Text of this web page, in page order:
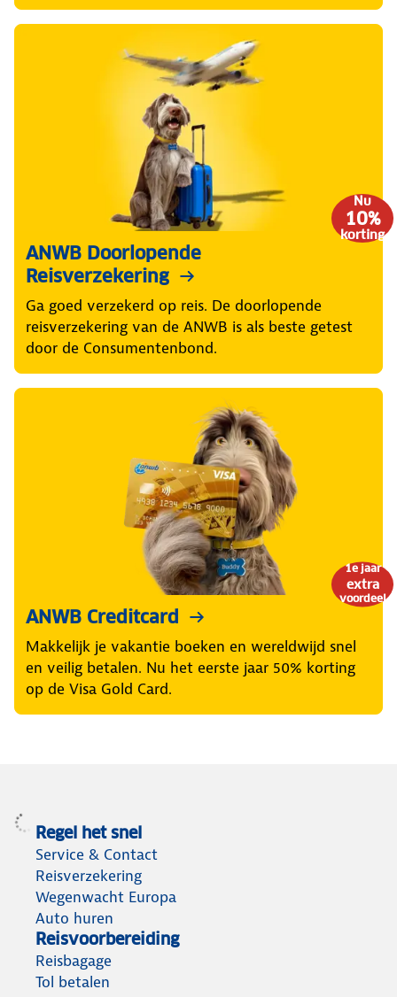
Nu
10%
korting
ANWB Doorlopende
Reisverzekering
Ga goed verzekerd op reis. De doorlopende
reisverzekering van de ANWB is als beste getest
door de Consumentenbond.
1e jaar
extra
voordeel
ANWB Creditcard
Makkelijk je vakantie boeken en wereldwijd snel
en veilig betalen. Nu het eerste jaar 50% korting
op de Visa Gold Card.
Regel het snel
Service & Contact
Reisverzekering
Wegenwacht Europa
Auto huren
Reisvoorbereiding
Reisbagage
Tol betalen